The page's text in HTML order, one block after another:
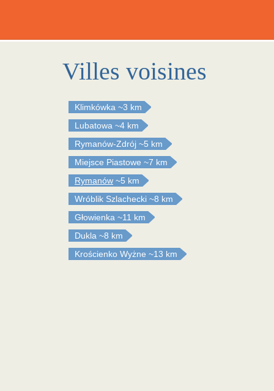
Villes voisines
Klimkówka ~3 km
Lubatowa ~4 km
Rymanów-Zdrój ~5 km
Miejsce Piastowe ~7 km
Rymanów ~5 km
Wróblik Szlachecki ~8 km
Głowienka ~11 km
Dukla ~8 km
Krościenko Wyżne ~13 km